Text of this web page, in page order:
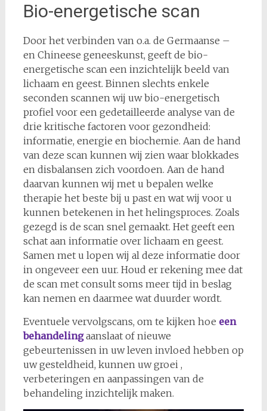
Bio-energetische scan
Door het verbinden van o.a. de Germaanse –
en Chineese geneeskunst, geeft de bio-
energetische scan een inzichtelijk beeld van
lichaam en geest. Binnen slechts enkele
seconden scannen wij uw bio-energetisch
profiel voor een gedetailleerde analyse van de
drie kritische factoren voor gezondheid:
informatie, energie en biochemie. Aan de hand
van deze scan kunnen wij zien waar blokkades
en disbalansen zich voordoen. Aan de hand
daarvan kunnen wij met u bepalen welke
therapie het beste bij u past en wat wij voor u
kunnen betekenen in het helingsproces. Zoals
gezegd is de scan snel gemaakt. Het geeft een
schat aan informatie over lichaam en geest.
Samen met u lopen wij al deze informatie door
in ongeveer een uur. Houd er rekening mee dat
de scan met consult soms meer tijd in beslag
kan nemen en daarmee wat duurder wordt.
Eventuele vervolgscans, om te kijken hoe een
behandelingaanslaat of nieuwe
gebeurtenissen in uw leven invloed hebben op
uw gesteldheid, kunnen uw groei ,
verbeteringen en aanpassingen van de
behandeling inzichtelijk maken.